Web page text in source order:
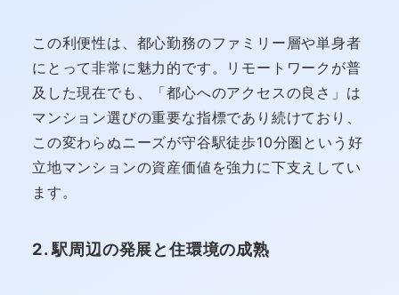
この利便性は、都心勤務のファミリー層や単身者
にとって非常に魅力的です。リモートワークが普
及した現在でも、「都心へのアクセスの良さ」は
マンション選びの重要な指標であり続けており、
この変わらぬニーズが守谷駅徒歩10分圏という好
立地マンションの資産価値を強力に下支えしてい
ます。
2. 駅周辺の発展と住環境の成熟